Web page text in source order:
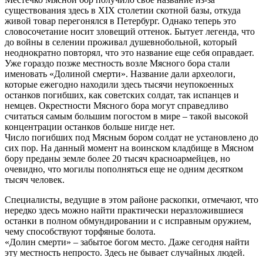
существования здесь в XIX столетии скотной базы, откуда
живой товар перегонялся в Петербург. Однако теперь это
словосочетание носит зловещий оттенок. Бытует легенда, что
до войны в селении проживал душевнобольной, который
неоднократно повторял, что это название еще себя оправдает.
Уже гораздо позже местность возле Мясного бора стали
именовать «Долиной смерти». Название дали археологи,
которые ежегодно находили здесь тысячи неупокоенных
останков погибших, как советских солдат, так испанцев и
немцев. Окрестности Мясного бора могут справедливо
считаться самым большим погостом в мире – такой высокой
концентрации останков больше нигде нет.
Число погибших под Мясным бором солдат не установлено до
сих пор. На данный момент на воинском кладбище в Мясном
бору преданы земле более 20 тысяч красноармейцев, но
очевидно, что могилы пополняться еще не одним десятком
тысяч человек.
Специалисты, ведущие в этом районе раскопки, отмечают, что
нередко здесь можно найти практически неразложившиеся
останки в полном обмундировании и с исправным оружием,
чему способствуют торфяные болота.
«Долин смерти» – забытое богом место. Даже сегодня найти
эту местность непросто. Здесь не бывает случайных людей.